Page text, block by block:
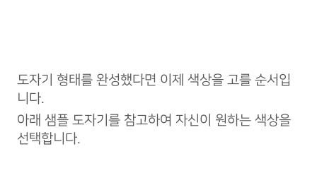
도자기 형태를 완성했다면 이제 색상을 고를 순서입
니다.
아래 샘플 도자기를 참고하여 자신이 원하는 색상을
선택합니다.